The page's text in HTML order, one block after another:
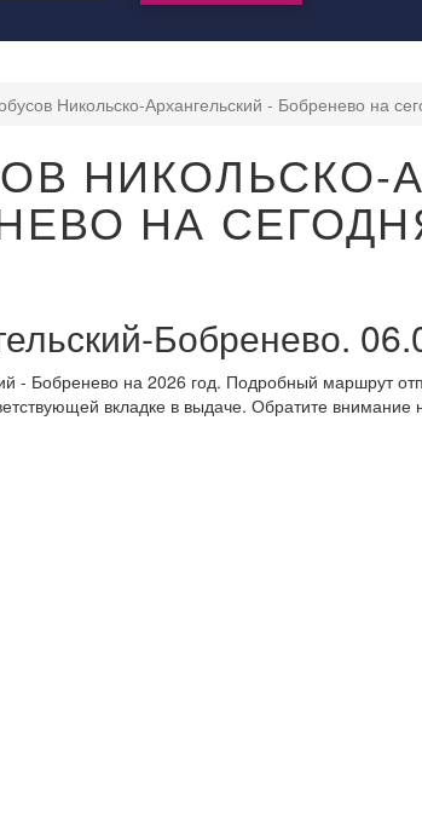
Никольско-Архангельский - Бобренево на
НИКОЛЬСКО-
НА
Бобренево.
- Бобренево на 2026 год. Подробный маршрут
вкладке в выдаче. Обратите внимание